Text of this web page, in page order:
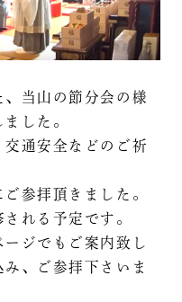
当山の節分会の様
した。
通安全などのご祈
参拝頂きました。
れる予定です。
ジでもご案内致し
、ご参拝下さいま